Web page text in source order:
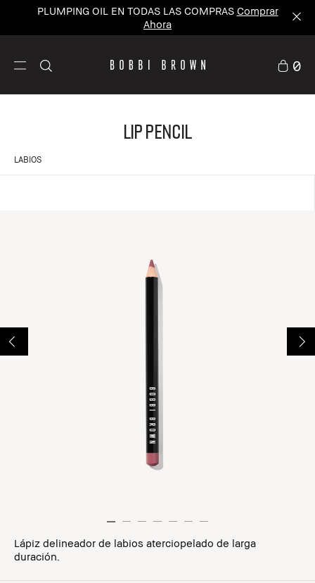
PLUMPING OIL EN TODAS LAS COMPRAS Comprar
Ahora
0
Lip Pencil
LABIOS
Lápiz delineador de labios aterciopelado de larga
duración.